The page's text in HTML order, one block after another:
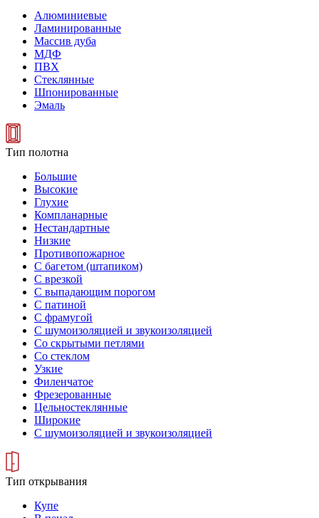
Алюминиевые
Ламинированные
Массив дуба
МДФ
ПВХ
Стеклянные
Шпонированные
Эмаль
Тип полотна
Большие
Высокие
Глухие
Компланарные
Нестандартные
Низкие
Противопожарное
С багетом (штапиком)
С врезкой
С выпадающим порогом
С патиной
С фрамугой
С шумоизоляцией и звукоизоляцией
Со скрытыми петлями
Со стеклом
Узкие
Филенчатое
Фрезерованные
Цельностеклянные
Широкие
С шумоизоляцией и звукоизоляцией
Тип открывания
Купе